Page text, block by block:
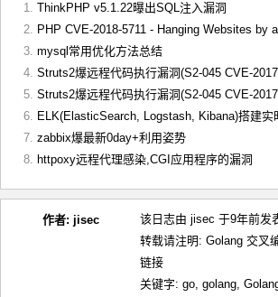
ThinkPHP v5.1.22曝出SQL注入漏洞
PHP CVE-2018-5711 - Hanging Websites by a
mysql常用优化方法总结
Struts2爆远程代码执行漏洞(S2-045 CVE-
Struts2爆远程代码执行漏洞(S2-045 CVE-
ELK(ElasticSearch, Logstash, Kibana)搭建实
zabbix爆最新0day+利用姿势
httpoxy远程代理感染,CGI应用程序的漏洞
作者: jisec 该日志由 jisec 于9年前发
转载请注明: Golang 交叉
链接
关键字: go, golang,